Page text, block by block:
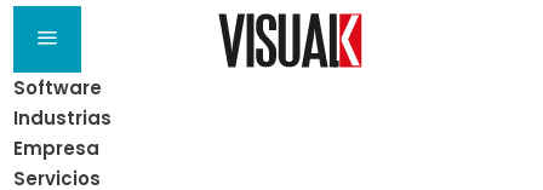
a
Software
Industrias
Empresa
Servicios